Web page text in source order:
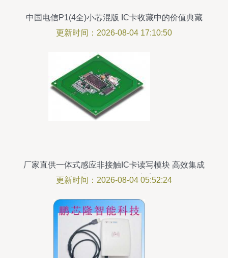
中国电信P1(4全)小芯混版 IC卡收藏中的价值典藏
更新时间：2026-08-04 17:10:50
厂家直供一体式感应非接触IC卡读写模块 高效集成
的电子元器件解决方案
更新时间：2026-08-04 05:52:24